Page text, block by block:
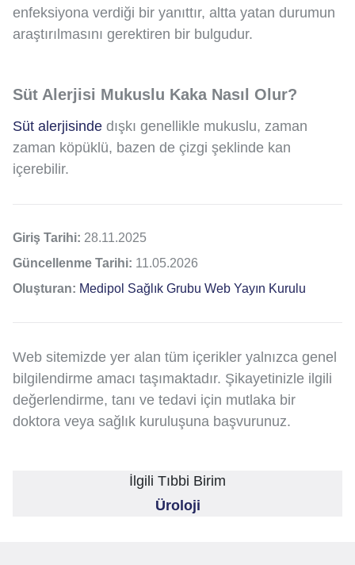
enfeksiyona verdiği bir yanıttır, altta yatan durumun
araştırılmasını gerektiren bir bulgudur.
Süt Alerjisi Mukuslu Kaka Nasıl Olur?
Süt alerjisinde dışkı genellikle mukuslu, zaman
zaman köpüklü, bazen de çizgi şeklinde kan
içerebilir.
Giriş Tarihi: 28.11.2025
Güncellenme Tarihi: 11.05.2026
Oluşturan: Medipol Sağlık Grubu Web Yayın Kurulu
Web sitemizde yer alan tüm içerikler yalnızca genel
bilgilendirme amacı taşımaktadır. Şikayetinizle ilgili
değerlendirme, tanı ve tedavi için mutlaka bir
doktora veya sağlık kuruluşuna başvurunuz.
İlgili Tıbbi Birim
Üroloji